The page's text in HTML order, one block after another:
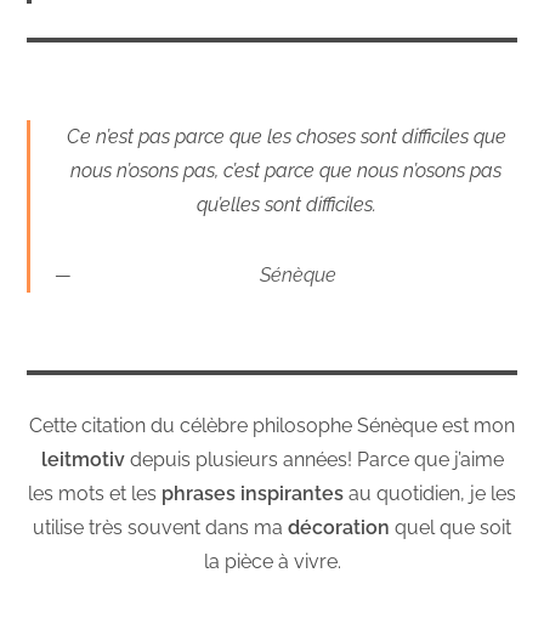
Ce n’est pas parce que les choses sont difficiles que
nous n’osons pas, c’est parce que nous n’osons pas
qu’elles sont difficiles.
Sénèque
Cette citation du célèbre philosophe Sénèque est mon
leitmotiv depuis plusieurs années! Parce que j’aime
les mots et les phrases inspirantes au quotidien, je les
utilise très souvent dans ma décoration quel que soit
la pièce à vivre.